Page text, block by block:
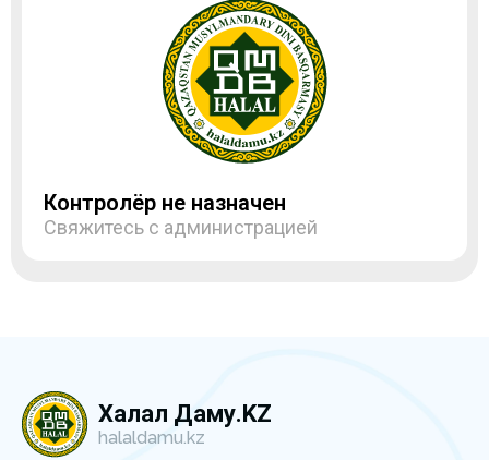
Контролёр не назначен
Свяжитесь с администрацией
Халал Даму.KZ
halaldamu.kz